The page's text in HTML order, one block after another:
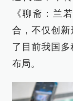
《聊斋：兰
合，不仅创
了目前我国
布局。